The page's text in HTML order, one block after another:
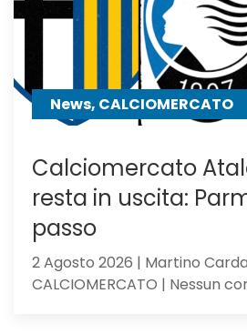
News, CALCIOMERCATO
Calciomercato
resta in uscita:
passo
2 Agosto 2026 | Martino
CALCIOMERCATO | Nessun